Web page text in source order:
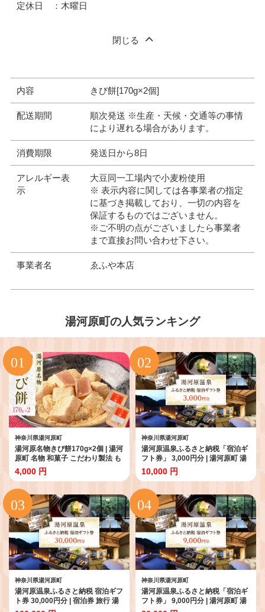
定休日 ：木曜日
閉じる
内容 きび餅[170g×2個]
配送期間
順次発送 ※生産・天候・交通等の事情
により遅れる場合があります。
消費期限 発送日から8日
アレルギー表
示
大豆同一工場内で小麦粉使用
※ 表示内容に関しては各事業者の指定
に基づき掲載しており、一切の内容を
保証するものではございません。
※ご不明の点がございましたら事業者
まで直接お問い合わせ下さい。
事業者名 ゑふや本店
湯河原町の人気ランキング
神奈川県湯河原町
湯河原名物きび餅170g×2個 | 湯河
原町 名物 和菓子 こだわり製法 も
ちもち食感 きび餅 スイーツ
4,000 円
神奈川県湯河原町
湯河原温泉ふるさと納税「宿泊ギ
フト券」 3,000円分 | 湯河原町 湯
河原温泉 贅沢 リフレッシュ 旅行
神奈川 自然
10,000 円
神奈川県湯河原町
湯河原温泉ふるさと納税 宿泊ギフ
ト券 30,000円分 | 宿泊券 旅行 湯
河原 湯河原温泉宿泊券トラベル
神奈川県湯河原町
湯河原温泉ふるさと納税「宿泊ギ
フト券」 9,000円分 | 湯河原町 湯
河原温泉 贅沢 リフレッシュ 旅行